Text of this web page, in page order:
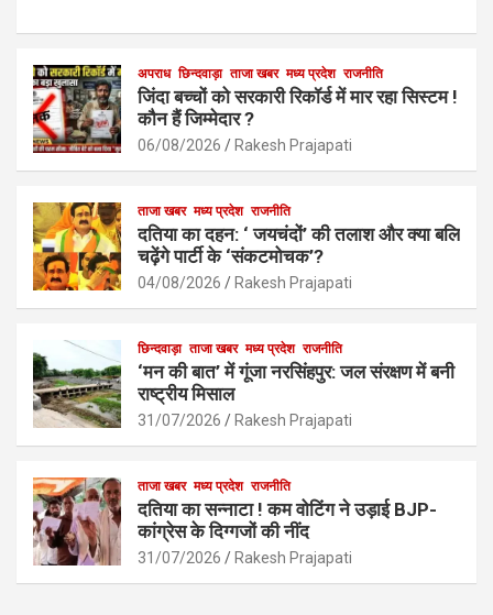
b
o
o
k
s
A
p
p
e
अपराध छिन्दवाड़ा ताजा खबर मध्य प्रदेश राजनीति
जिंदा बच्चों को सरकारी रिकॉर्ड में मार रहा सिस्टम !
कौन हैं जिम्मेदार ?
06/08/2026 Rakesh Prajapati
ताजा खबर मध्य प्रदेश राजनीति
दतिया का दहन: ‘ जयचंदों’ की तलाश और क्या बलि
चढ़ेंगे पार्टी के ‘संकटमोचक’?
04/08/2026 Rakesh Prajapati
छिन्दवाड़ा ताजा खबर मध्य प्रदेश राजनीति
‘मन की बात’ में गूंजा नरसिंहपुर: जल संरक्षण में बनी
राष्ट्रीय मिसाल
31/07/2026 Rakesh Prajapati
ताजा खबर मध्य प्रदेश राजनीति
दतिया का सन्नाटा ! कम वोटिंग ने उड़ाई BJP-
कांग्रेस के दिग्गजों की नींद
31/07/2026 Rakesh Prajapati